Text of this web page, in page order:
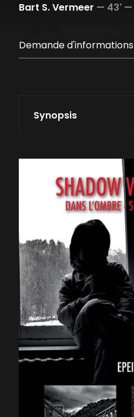
Bart S. Vermeer — 43' —
Demande d'informations
Synopsis